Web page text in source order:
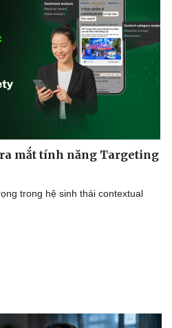
mắt tính năng Targeting
trong hệ sinh thái contextual